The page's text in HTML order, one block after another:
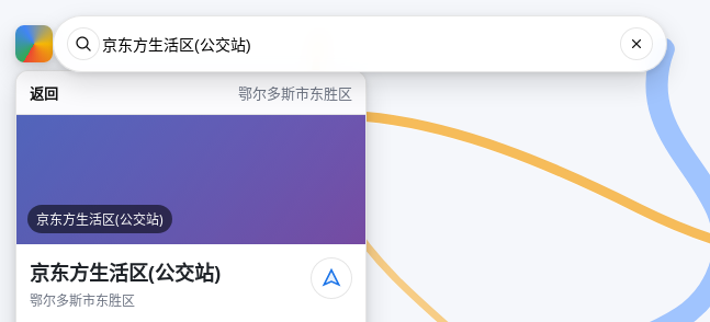
返回 鄂尔多斯市东胜区
京东方生活区(公交站)
京东方生活区(公交站)
鄂尔多斯市东胜区